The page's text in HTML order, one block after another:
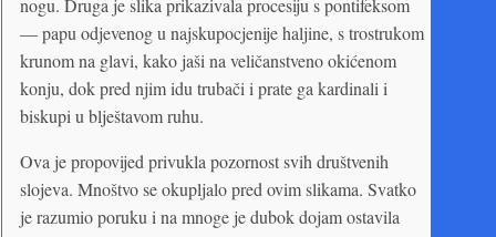
nogu. Druga je slika prikazivala procesiju s pontifeksom
— papu odjevenog u najskupocjenije haljine, s trostrukom
krunom na glavi, kako jaši na veličanstveno okićenom
konju, dok pred njim idu trubači i prate ga kardinali i
biskupi u blještavom ruhu.
Ova je propovijed privukla pozornost svih društvenih
slojeva. Mnoštvo se okupljalo pred ovim slikama. Svatko
je razumio poruku i na mnoge je dubok dojam ostavila